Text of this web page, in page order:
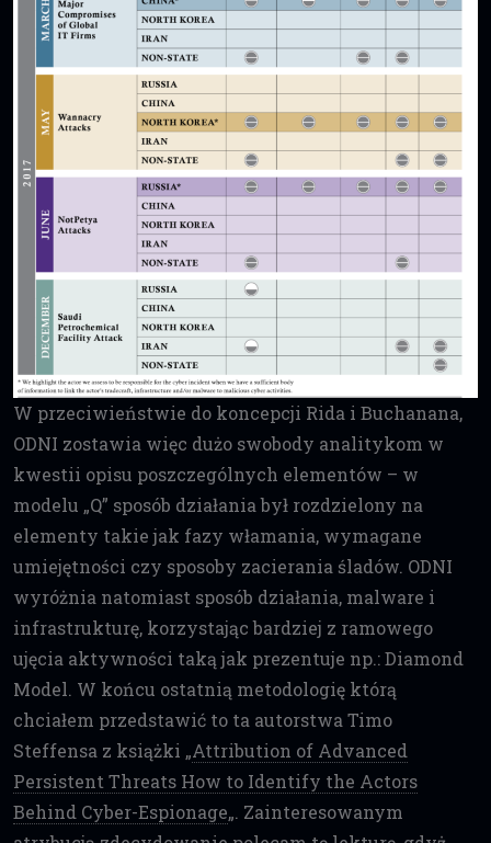
W przeciwieństwie do koncepcji Rida i Buchanana,
ODNI zostawia więc dużo swobody analitykom w
kwestii opisu poszczególnych elementów – w
modelu „Q” sposób działania był rozdzielony na
elementy takie jak fazy włamania, wymagane
umiejętności czy sposoby zacierania śladów. ODNI
wyróżnia natomiast sposób działania, malware i
infrastrukturę, korzystając bardziej z ramowego
ujęcia aktywności taką jak prezentuje np.: Diamond
Model. W końcu ostatnią metodologię którą
chciałem przedstawić to ta autorstwa Timo
Steffensa z książki „Attribution of Advanced
Persistent Threats How to Identify the Actors
Behind Cyber-Espionage„. Zainteresowanym